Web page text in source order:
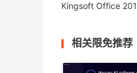
Kingsoft Office
相关限免推荐